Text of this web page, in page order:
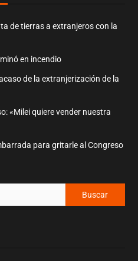
de tierras a extranjeros con la
en incendio
de la extranjerización de la
«Milei quiere vender nuestra
para gritarle al Congreso